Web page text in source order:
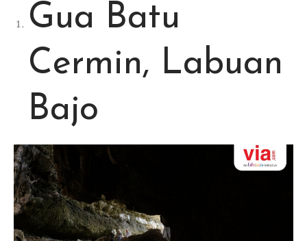
Gua Batu
Cermin, Labuan
Bajo